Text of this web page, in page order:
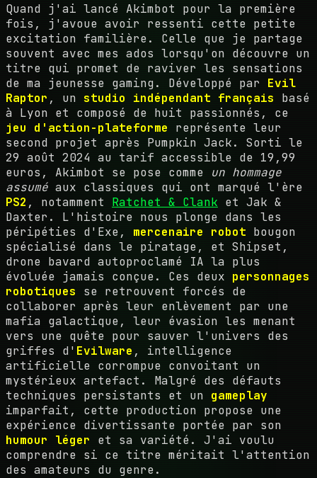
Quand j'ai lancé Akimbot pour la première
fois, j'avoue avoir ressenti cette petite
excitation familière. Celle que je partage
souvent avec mes ados lorsqu'on découvre un
titre qui promet de raviver les sensations
de ma jeunesse gaming. Développé par Evil
Raptor , un studio indépendant français basé
à Lyon et composé de huit passionnés, ce
jeu d'action-plateforme représente leur
second projet après Pumpkin Jack. Sorti le
29 août 2024 au tarif accessible de 19,99
euros, Akimbot se pose comme un hommage
assumé aux classiques qui ont marqué l'ère
PS2 , notamment Ratchet & Clank et Jak &
Daxter. L'histoire nous plonge dans les
péripéties d'Exe, mercenaire robot bougon
spécialisé dans le piratage, et Shipset,
drone bavard autoproclamé IA la plus
évoluée jamais conçue. Ces deux personnages
robotiques se retrouvent forcés de
collaborer après leur enlèvement par une
mafia galactique, leur évasion les menant
vers une quête pour sauver l'univers des
griffes d' Evilware , intelligence
artificielle corrompue convoitant un
mystérieux artefact. Malgré des défauts
techniques persistants et un gameplay
imparfait, cette production propose une
expérience divertissante portée par son
humour léger et sa variété. J'ai voulu
comprendre si ce titre méritait l'attention
des amateurs du genre.